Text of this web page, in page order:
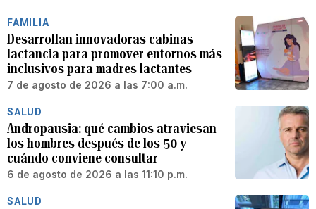
FAMILIA
Desarrollan innovadoras cabinas
lactancia para promover entornos más
inclusivos para madres lactantes
7 de agosto de 2026 a las 7:00 a.m.
SALUD
Andropausia: qué cambios atraviesan
los hombres después de los 50 y
cuándo conviene consultar
6 de agosto de 2026 a las 11:10 p.m.
SALUD